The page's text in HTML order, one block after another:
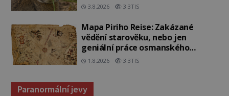
3.8.2026 3.3TIS
Mapa Piriho Reise: Zakázané
vědění starověku, nebo jen
geniální práce osmanského
admirála?
1.8.2026 3.3TIS
Paranormální jevy